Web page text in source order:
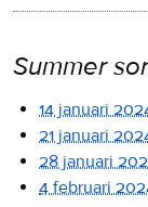
Summer
14 januari
21 januari
28 januari
4 februari